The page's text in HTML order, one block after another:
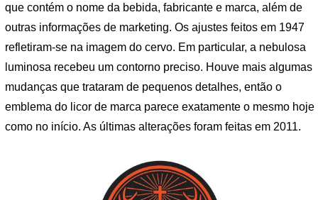
que contém o nome da bebida, fabricante e marca, além de
outras informações de marketing. Os ajustes feitos em 1947
refletiram-se na imagem do cervo. Em particular, a nebulosa
luminosa recebeu um contorno preciso. Houve mais algumas
mudanças que trataram de pequenos detalhes, então o
emblema do licor de marca parece exatamente o mesmo hoje
como no início. As últimas alterações foram feitas em 2011.